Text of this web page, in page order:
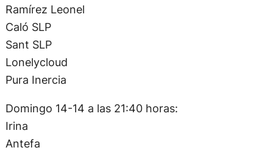
Ramírez Leonel
Caló SLP
Sant SLP
Lonelycloud
Pura Inercia
Domingo 14-14 a las 21:40 horas:
Irina
Antefa